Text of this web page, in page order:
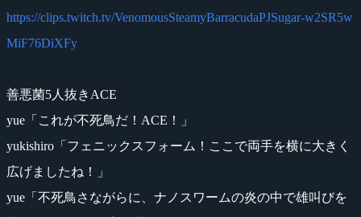
https://clips.twitch.tv/VenomousSteamyBarracudaPJSugar-w2SR5w
MiF76DiXFy
善悪菌5人抜きACE
yue「これが不死鳥だ！ACE！」
yukishiro「フェニックスフォーム！ここで両手を横に大きく
広げましたね！」
yue「不死鳥さながらに、ナノスワームの炎の中で雄叫びを